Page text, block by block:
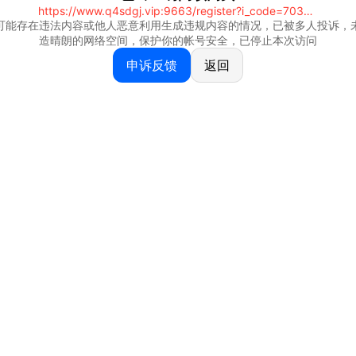
https://www.q4sdgj.vip:9663/register?i_code=70328081
能存在违法内容或他人恶意利用生成违规内容的情况，已被多人投诉，
造晴朗的网络空间，保护你的帐号安全，已停止本次访问
申诉反馈 返回